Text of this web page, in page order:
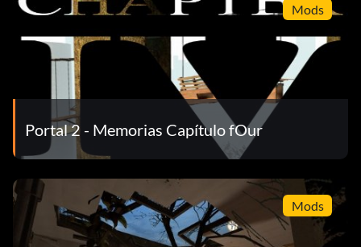
Mods
Portal 2 - Memorias Capítulo fOur
Mods